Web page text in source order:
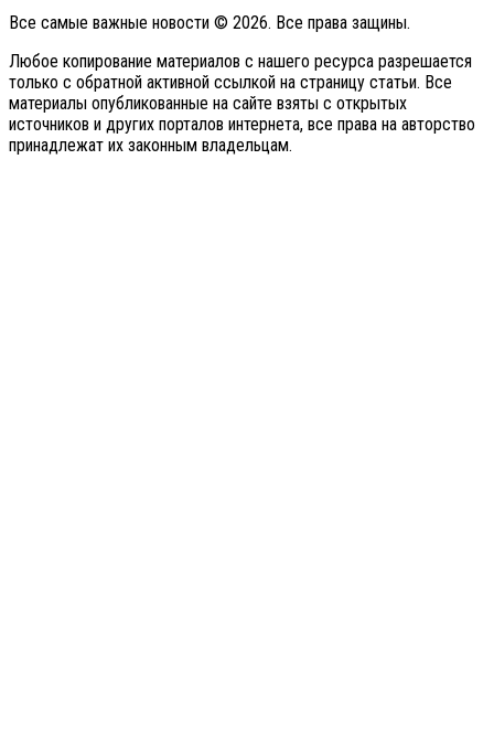
Все самые важные новости © 2026. Все права защины.
Любое копирование материалов с нашего ресурса разрешается
только с обратной активной ссылкой на страницу статьи. Все
материалы опубликованные на сайте взяты с открытых
источников и других порталов интернета, все права на авторство
принадлежат их законным владельцам.